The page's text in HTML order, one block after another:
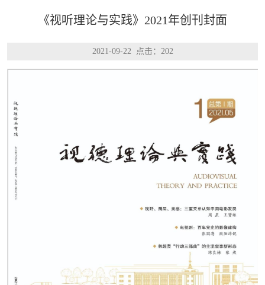
《视听理论与实践》2021年创刊封面
2021-09-22 点击： 202